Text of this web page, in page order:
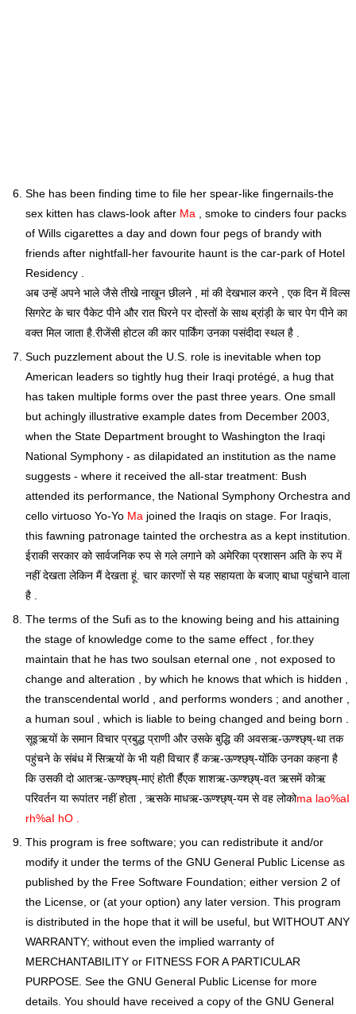
She has been finding time to file her spear-like fingernails-the
sex kitten has claws-look after Ma , smoke to cinders four packs
of Wills cigarettes a day and down four pegs of brandy with
friends after nightfall-her favourite haunt is the car-park of Hotel
Residency .
अब उन्हें अपने भाले जैसे तीखे नाखून छीलने , मां की देखभाल करने , एक दिन में विल्स
सिगरेट के चार पैकेट पीने और रात घिरने पर दोस्तों के साथ ब्रांड़ी के चार पेग पीने का
वक्त मिल जाता है.रीजेंसी होटल की कार पार्किंग उनका पसंदीदा स्थल है .
Such puzzlement about the U.S. role is inevitable when top
American leaders so tightly hug their Iraqi protégé, a hug that
has taken multiple forms over the past three years. One small
but achingly illustrative example dates from December 2003,
when the State Department brought to Washington the Iraqi
National Symphony - as dilapidated an institution as the name
suggests - where it received the all-star treatment: Bush
attended its performance, the National Symphony Orchestra and
cello virtuoso Yo-Yo Ma joined the Iraqis on stage. For Iraqis,
this fawning patronage tainted the orchestra as a kept institution.
ईराकी सरकार को सार्वजनिक रुप से गले लगाने को अमेरिका प्रशासन अति के रुप में
नहीं देखता लेकिन मैं देखता हूं. चार कारणों से यह सहायता के बजाए बाधा पहुंचाने वाला
है .
The terms of the Sufi as to the knowing being and his attaining
the stage of knowledge come to the same effect , for.they
maintain that he has two soulsan eternal one , not exposed to
change and alteration , by which he knows that which is hidden ,
the transcendental world , and performs wonders ; and another ,
a human soul , which is liable to being changed and being born .
सूइऋयों के समान विचार प्रबुद्ध प्राणी और उसके बुद्धि की अवसऋ-ऊण्श्छ्ष्-था तक
पहुंचने के संबंध में सिऋयों के भी यही विचार हैं कऋ-ऊण्श्छ्ष्-योंकि उनका कहना है
कि उसकी दो आतऋ-ऊण्श्छ्ष्-माएं होती र्हैएक शाशऋ-ऊण्श्छ्ष्-वत ऋसमें कोऋ
परिवर्तन या रूपांतर नहीं होता , ऋसके माधऋ-ऊण्श्छ्ष्-यम से वह लोकोma lao%aI
rh%aI hO .
This program is free software; you can redistribute it and/or
modify it under the terms of the GNU General Public License as
published by the Free Software Foundation; either version 2 of
the License, or (at your option) any later version. This program
is distributed in the hope that it will be useful, but WITHOUT ANY
WARRANTY; without even the implied warranty of
MERCHANTABILITY or FITNESS FOR A PARTICULAR
PURPOSE. See the GNU General Public License for more
details. You should have received a copy of the GNU General